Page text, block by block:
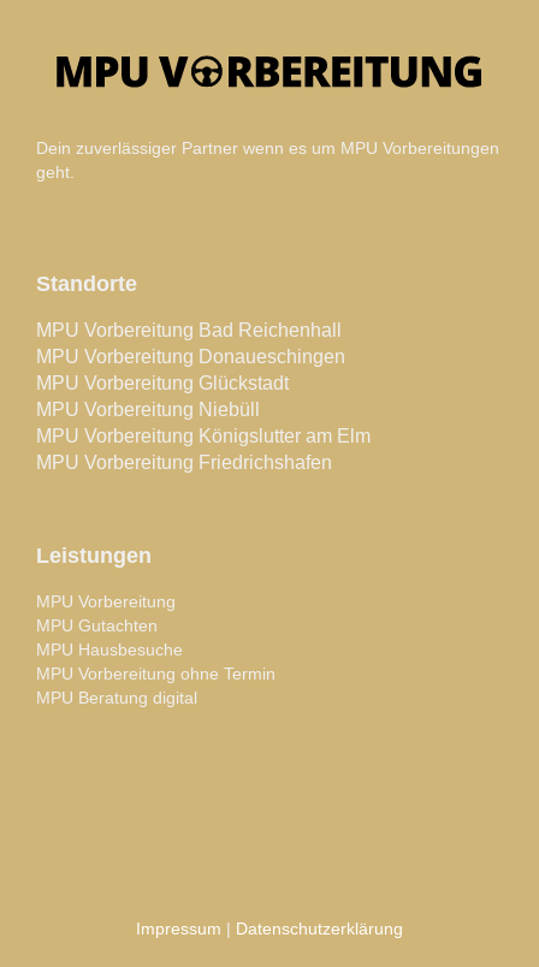
Dein zuverlässiger Partner wenn es um MPU Vorbereitungen
geht.
Standorte
MPU Vorbereitung Bad Reichenhall
MPU Vorbereitung Donaueschingen
MPU Vorbereitung Glückstadt
MPU Vorbereitung Niebüll
MPU Vorbereitung Königslutter am Elm
MPU Vorbereitung Friedrichshafen
Leistungen
MPU Vorbereitung
MPU Gutachten
MPU Hausbesuche
MPU Vorbereitung ohne Termin
MPU Beratung digital
Impressum Datenschutzerklärung